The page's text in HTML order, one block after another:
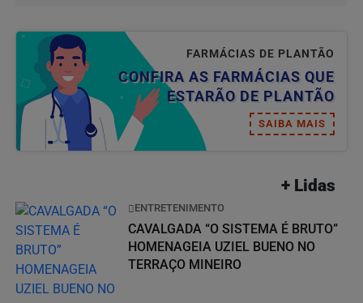
FARMÁCIAS DE PLANTÃO
CONFIRA AS FARMÁCIAS QUE
ESTARÃO DE PLANTÃO
SAIBA MAIS
+ Lidas
ENTRETENIMENTO
CAVALGADA “O SISTEMA É BRUTO”
HOMENAGEIA UZIEL BUENO NO
TERRAÇO MINEIRO